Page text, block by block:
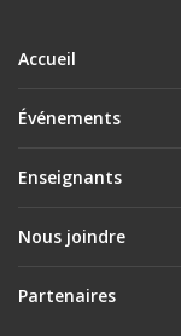
Accueil
Événements
Enseignants
Nous joindre
Partenaires